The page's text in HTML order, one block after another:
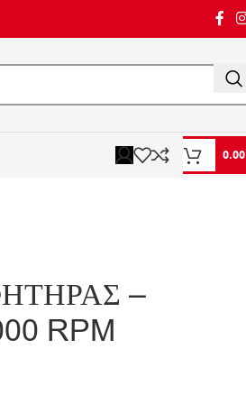
–
RPM